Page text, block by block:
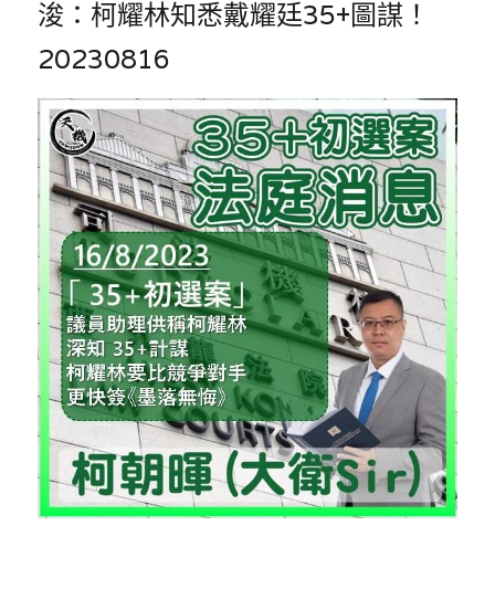
宏福火災正視聽
記錄．宏福苑火災
國際
娛樂
反華推手你要知
反華推手懶人包
民主派騙案十式
反華推手起底
美西霸凌內幕
美西極權主義
真相直擊
極端暴恐實錄
KOL 專欄
林淑芳專欄
屈穎妍專欄
朱庭萱專欄
莫綺琪專欄
黃萬成專欄
招國偉專欄
高松傑專欄
絕密法庭檔案
醫院口岸爆炸案
屠龍小隊案
黎智英案審訊
支聯會案
35+顛覆案
生活
吃喝玩指南
休閒好介紹
親子
花生仔漫畫週記
關於我們
人才招聘
投稿熱線
商戶合作
支持讚助
搜索
繁體中文
繁體中文
浚：柯耀林知悉戴耀廷35+圖謀！
20230816